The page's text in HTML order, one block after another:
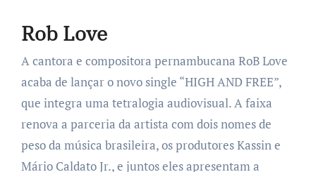
Rob Love
A cantora e compositora pernambucana RoB Love
acaba de lançar o novo single “HIGH AND FREE”,
que integra uma tetralogia audiovisual. A faixa
renova a parceria da artista com dois nomes de
peso da música brasileira, os produtores Kassin e
Mário Caldato Jr., e juntos eles apresentam a